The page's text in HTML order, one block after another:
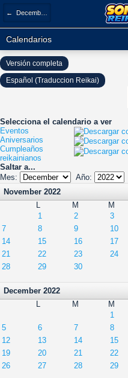
← December 2022
Calendarios
Selecciona el calendario a ver
Eventos
Aniversarios
Cumpleaños
reikainianos
Saltar a...
Mes:
Año:
November 2022
L
M M
1
2 3
7
8 9 10
14
15 16 17
21
22 23 24
28
29 30
December 2022
L
M M
1
5
6 7 8
12
13 14 15
19
20 21 22
26
27 28 29
Versión completa
Español (Traduccion Reikai)